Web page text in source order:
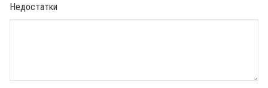
Недостатки